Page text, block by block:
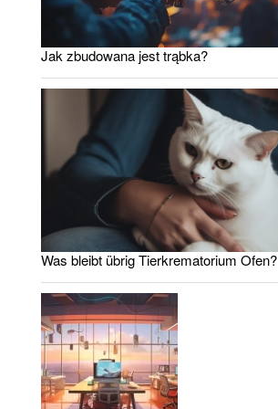
Jak zbudowana jest trąbka?
Was bleibt übrig Tierkrematorium Ofen?